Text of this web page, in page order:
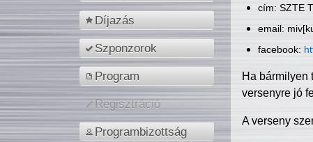
Díjazás
Szponzorok
Program
Regisztráció
Programbizottság
cím: SZTE
email:
facebook:
Ha bármilyen
versenyre jó
A verseny